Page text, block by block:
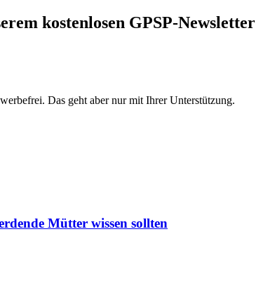
kostenlosen GPSP-Newsletter
Das geht aber nur mit Ihrer Unterstützung.
Mütter wissen sollten